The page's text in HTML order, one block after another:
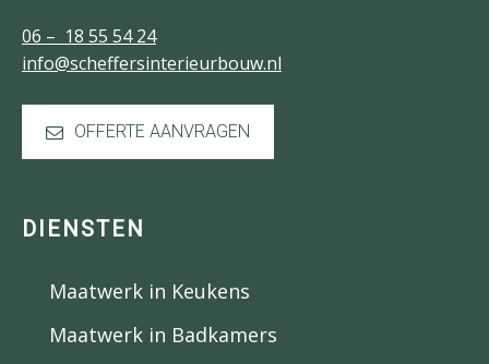
06 – 18 55 54 24
info@scheffersinterieurbouw.nl
OFFERTE AANVRAGEN
DIENSTEN
Maatwerk in Keukens
Maatwerk in Badkamers